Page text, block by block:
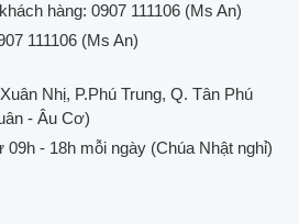
hàng: 0907 111106 (Ms An)
111106 (Ms An)
Nhị, P.Phú Trung, Q. Tân Phú
- Âu Cơ)
09h - 18h mỗi ngày (Chúa Nhật nghỉ)